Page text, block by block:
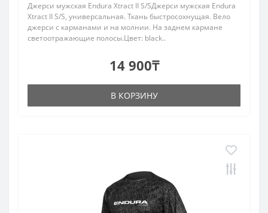
Джерси мужская Endura Xtract II S/SДжерси мужская Endura
Xtract II S/S, универсальная. Ткань быстросохнущая. Вело
джерси с карманами и на молнии. На заднем кармане
светоотражающие полосы.Цвет: black..
14 900₸
В КОРЗИНУ